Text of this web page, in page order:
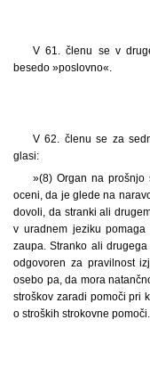
V 61. členu se v
besedo »poslovno«.
V 62. členu se za
glasi:
»(8) Organ na prošnjo
oceni, da je glede na
dovoli, da stranki ali
v uradnem jeziku
zaupa. Stranko ali
odgovoren za pravilnost
osebo pa, da mora
stroškov zaradi pomoči pri
o stroških strokovne